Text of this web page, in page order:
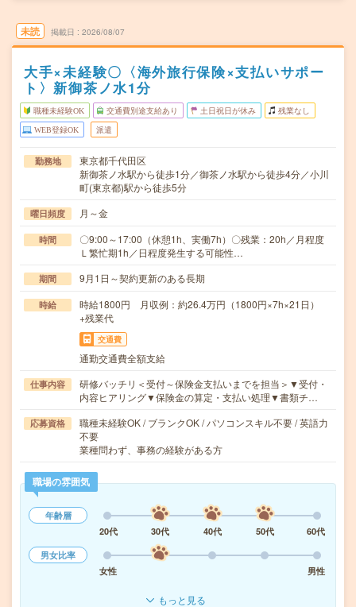
未読 掲載日 2026/08/07
大手×未経験〇〈海外旅行保険×支払いサポー
ト〉新御茶ノ水1分
職種未経験OK 交通費別途支給あり 土日祝日が休み 残業なし
WEB登録OK 派遣
勤務地
東京都千代田区
新御茶ノ水駅から徒歩1分／御茶ノ水駅から徒歩4分／小川
町(東京都)駅から徒歩5分
曜日頻度 月～金
時間
〇9:00～17:00（休憩1h、実働7h）〇残業：20h／月程度
Ｌ繁忙期1h／日程度発生する可能性…
期間 9月1日～契約更新のある長期
時給
時給1800円 月収例：約26.4万円（1800円×7h×21日）
+残業代
交通費
通勤交通費全額支給
仕事内容
研修バッチリ＜受付～保険金支払いまでを担当＞▼受付・
内容ヒアリング▼保険金の算定・支払い処理▼書類チ…
応募資格
職種未経験OK / ブランクOK / パソコンスキル不要 / 英語力
不要
業種問わず、事務の経験がある方
職場の雰囲気
年齢層
20代
30代 40代 50代
60代
男女比率
女性
男性
もっと見る